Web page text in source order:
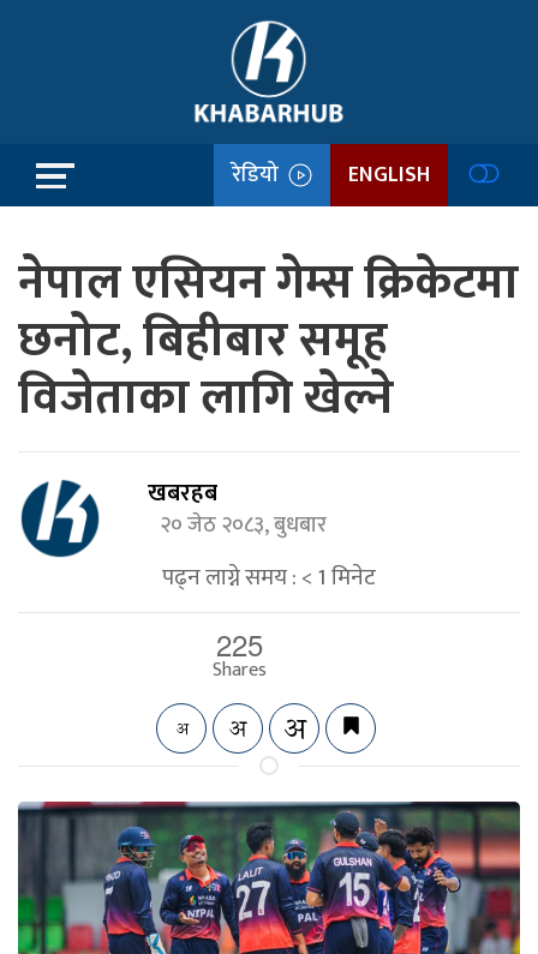
रेडियो ENGLISH
नेपाल एसियन गेम्स क्रिकेटमा
छनोट, बिहीबार समूह
विजेताका लागि खेल्ने
खबरहब
२० जेठ २०८३, बुधबार
पढ्न लाग्ने समय :< 1मिनेट
225
Shares